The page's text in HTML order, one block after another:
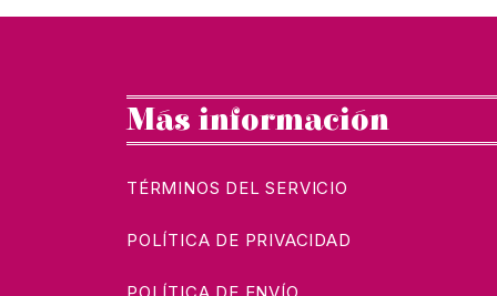
Más información
TÉRMINOS DEL SERVICIO
POLÍTICA DE PRIVACIDAD